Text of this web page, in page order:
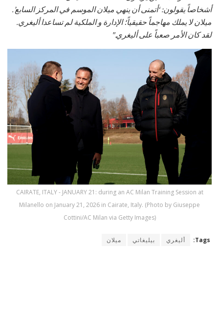
أشخاصاً يقولون: ‘أتمنى أن ينهي ميلان الموسم في المركز السابع’.
ميلان لا يملك مهاجماً حقيقياً؛ الإدارة و الملكية لم تساعدا أليغري.
لقد كان الأمر صعباً على أليغري."
CAIRATE, ITALY - JANUARY 21: during an AC Milan Training Session at
Milanello on January 21, 2026 in Cairate, Italy. (Photo by Giuseppe
Cottini/AC Milan via Getty Images)
Tags: أليغري بيليغاتي ميلان